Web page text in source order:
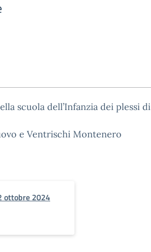
scuola dell’Infanzia dei plessi di
e Ventrischi Montenero
ottobre 2024